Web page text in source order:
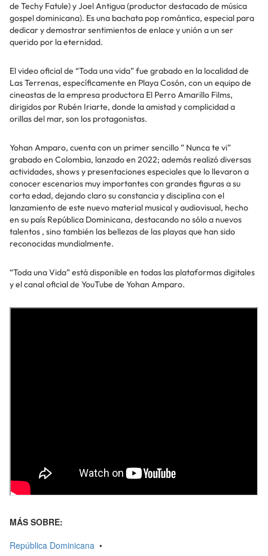
de Techy Fatule) y Joel Antigua (productor destacado de música
gospel dominicana). Es una bachata pop romántica, especial para
dedicar y demostrar sentimientos de enlace y unión a un ser
querido por la eternidad.
El video oficial de “Toda una vida” fue grabado en la localidad de
Las Terrenas, específicamente en Playa Cosón, con un equipo de
cineastas de la empresa productora El Perro Amarillo Films,
dirigidos por Rubén Iriarte, donde la amistad y complicidad a
orillas del mar, son los protagonistas.
Yohan Amparo, cuenta con un primer sencillo ” Nunca te vi”
grabado en Colombia, lanzado en 2022; además realizó diversas
actividades, shows y presentaciones especiales que lo llevaron a
conocer escenarios muy importantes con grandes figuras a su
corta edad, dejando claro su constancia y disciplina con el
lanzamiento de este nuevo material musical y audiovisual, hecho
en su país República Dominicana, destacando no sólo a nuevos
talentos , sino también las bellezas de las playas que han sido
reconocidas mundialmente.
“Toda una Vida” está disponible en todas las plataformas digitales
y el canal oficial de YouTube de Yohan Amparo.
MÁS SOBRE:
República Dominicana •